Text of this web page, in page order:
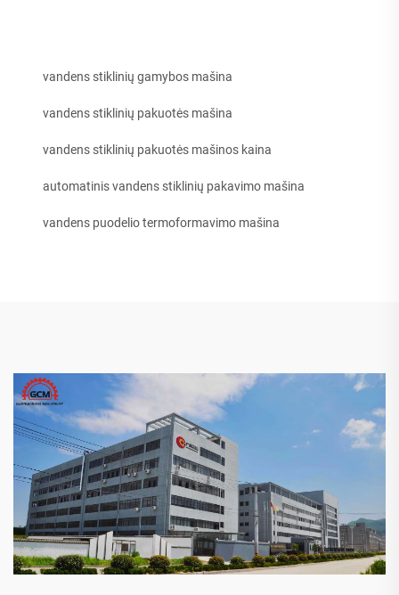
vandens stiklinių gamybos mašina
vandens stiklinių pakuotės mašina
vandens stiklinių pakuotės mašinos kaina
automatinis vandens stiklinių pakavimo mašina
vandens puodelio termoformavimo mašina